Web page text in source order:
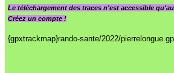
Le téléchargement des traces n'est accessible
Créez un compte !
{gpxtrackmap}rando-sante/2022/